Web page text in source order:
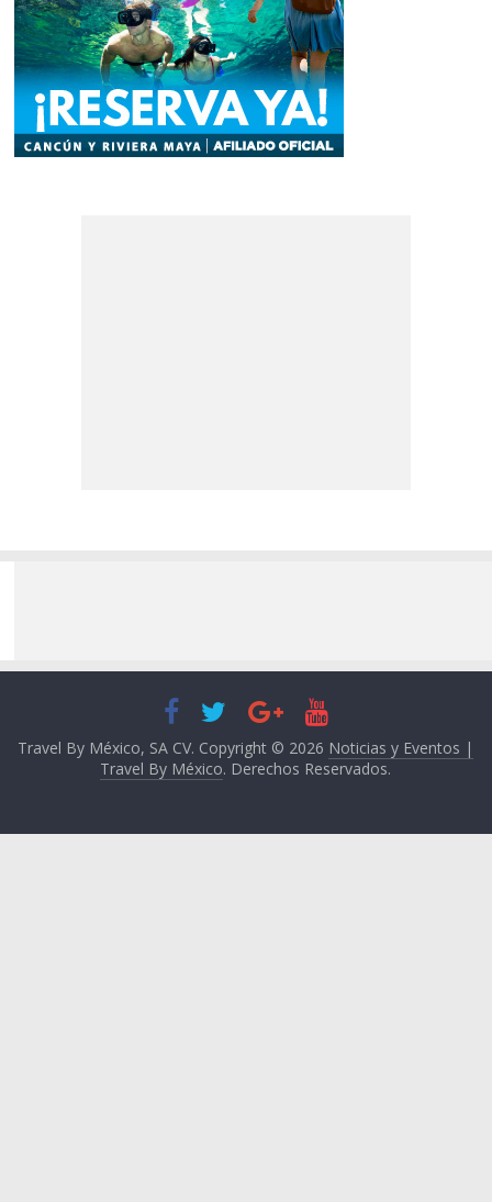
Travel By México, SA CV. Copyright © 2026 Noticias y Eventos |
Travel By México. Derechos Reservados.